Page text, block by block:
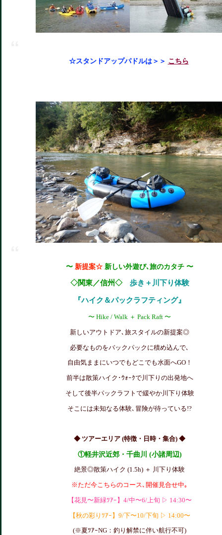
☆スタンドアップパドルは＞＞ こちら
〜 新提案☆ 新しい外遊び､旅のカタチ 〜
◇関東／信州◇ 歩き＋川下り体験
『ハイク＆パックラフティング』
〜 Hike / Walk ＋ Pack Raft 〜
新しいアウトドア､旅スタイルの新提案◎
必要なものをバックパックに積め込んで､
自由気ままにいつでもどこでも水面へGO！
前半は散策ハイク･ｳｫｰｸで川下りの出発地へ
そして後半パックラフトで緩やか川下り体験
そこには未知なる体験､冒険が待っている!?
◆ ツアーエリア (特徴・日時・集合) ◆
①軽井沢近郊・千曲川 (小諸周辺)
絶景◎散策ハイク (1.5h) ＋ 川下り体験
※ただ今こちらのコース､開催見合せ中｡
【花見〜新緑ﾂｱｰ】4/中〜6/上旬 ▷ 14:30〜
【秋の彩りﾂｱｰ】9/下〜10/下旬 ▷ 14:00〜
(※夏ﾂｱｰNG：釣り解禁に伴い航行不可)